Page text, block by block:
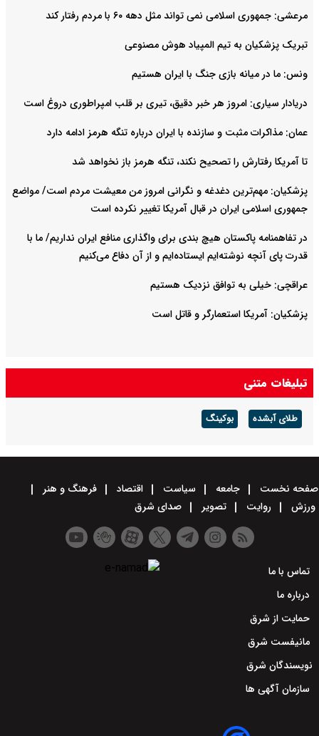
مرعشی: جمهوری اسلامی نمی تواند مثل دهه ۶۰ با مردم رفتار کند
تبریک پزشکیان به تیم المپیاد هوش مصنوعی
ونس: ما در میانه بازی جنگ با ایران هستیم
دریادار سیاری: امروز هر خبر دقیق، تیری بر قلب امپراطوری دروغ است
عمان: مذاکرات مثبت و سازنده با ایران درباره تنگه هرمز ادامه دارد
تا آمریکا رفتارش را تصحیح نکند، تنگه هرمز باز نخواهد شد
پزشکیان: مهم‌ترین دغدغه و نگرانی امروز من معیشت مردم است/ مواضع
جمهوری اسلامی ایران در قبال آمریکا تغییر نکرده است
در تفاهمنامه پاکستان هیچ بندی برای واگذاری منافع ایران نداریم/ ما با
قدرت پای آنچه نوشته‌ایم ایستاده‌ایم و از آن دفاع می‌کنیم
عراقچی: خیلی به توافق نزدیک هستیم
پزشکیان: آمریکا استعمارگر و قاتل است
تبلیغات متنی
طلای آبشده بوکینگ
صفحه نخست جامعه سیاست اقتصاد
فرهنگ و هنر
ورزش
روایت تصویر صدای شرق
تماس با ما
درباره ما
حمایت از شرق
مانیفست شرق
نویسندگان شرق
سازمان آگهی ها